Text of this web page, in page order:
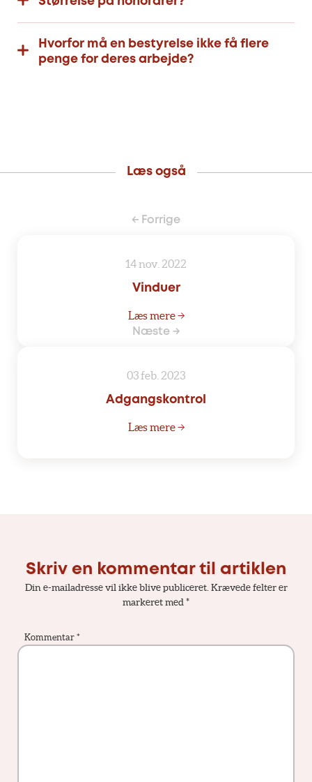
Hvorfor må en bestyrelse ikke få flere
penge for deres arbejde?
Læs også
← Forrige
14 nov. 2022
Vinduer
Læs mere →
Næste →
03 feb. 2023
Adgangskontrol
Læs mere →
Skriv en kommentar til artiklen
Din e-mailadresse vil ikke blive publiceret. Krævede felter er
markeret med*
Kommentar *